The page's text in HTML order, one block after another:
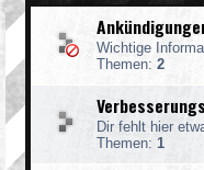
Wichtige
Themen: 2
Dir fehlt hier
Themen: 1